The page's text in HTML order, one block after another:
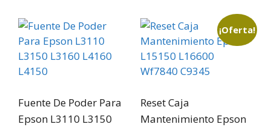
Fuente De Poder Para
Epson L3110 L3150
¡Oferta!
Reset Caja
Mantenimiento Epson